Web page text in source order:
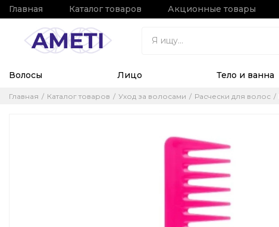
Главная Каталог товаров Акционные товары
Волосы Лицо Тело и ванна
Главная Каталог товаров Уход за волосами Расчески для волос